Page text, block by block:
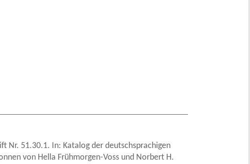
Nr. 51.30.1. In: Katalog der deutschsprachigen
von Hella Frühmorgen-Voss und Norbert H.